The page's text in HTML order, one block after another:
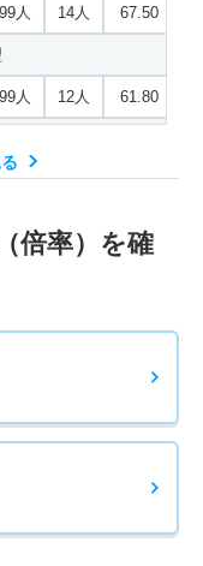
99人 14人 67.50
99人 12人 61.80
21人 5人 －
倍率）を確